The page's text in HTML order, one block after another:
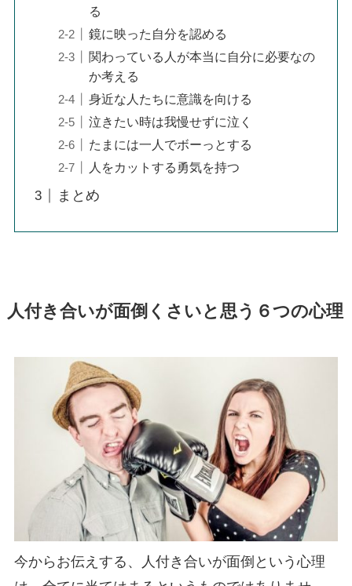
る
鏡に映った自分を認める
関わっている人が本当に自分に必要なの
か考える
身近な人たちに意識を向ける
泣きたい時は我慢せずに泣く
たまには一人でボーっとする
人をカットする勇気を持つ
まとめ
人付き合いが面倒くさいと思う６つの心理
今からお伝えする、人付き合いが面倒という心理